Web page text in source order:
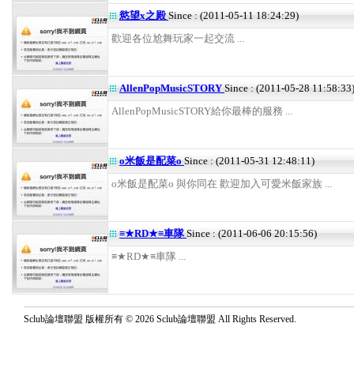
慾望x之殿Since : (2011-05-11 18:24:29)
歡迎各位尬舞玩家一起交流 ...
AllenPopMusicSTORY Since : (2011-05-28 11:58:33)
AllenPopMusicSTORY給你最棒的服務 ...
o米飯是配菜o Since : (2011-05-31 12:48:11)
o米飯是配菜o 與你同在 歡迎加入可愛米飯家族 ...
≡★RD★≡車隊Since : (2011-06-06 20:15:56)
≡★RD★≡車隊 ...
Sclub論壇聯盟 版權所有 © 2026 Sclub論壇聯盟 All Rights Reserved.